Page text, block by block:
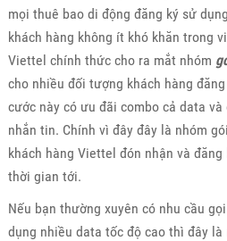
mọi thuê bao di động đăng ký sử
khách hàng không ít khó khăn trong
Viettel chính thức cho ra mắt nhóm
cho nhiều đối tượng khách hàng
cước này có ưu đãi combo cả data
nhắn tin. Chính vì đây đây là nhóm
khách hàng Viettel đón nhận và
thời gian tới.
Nếu bạn thường xuyên có nhu cầu
dụng nhiều data tốc độ cao thì đây